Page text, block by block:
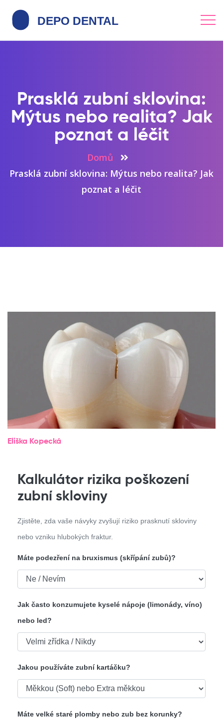
Prasklá zubní sklovina:
Mýtus nebo realita? Jak
poznat a léčit
Domů
Prasklá zubní sklovina: Mýtus nebo realita? Jak
poznat a léčit
Eliška Kopecká
Kalkulátor rizika poškození
zubní skloviny
Zjistěte, zda vaše návyky zvyšují riziko prasknutí skloviny
nebo vzniku hlubokých fraktur.
Máte podezření na bruxismus (skřípání zubů)?
Jak často konzumujete kyselé nápoje (limonády, víno)
nebo led?
Jakou používáte zubní kartáčku?
Máte velké staré plomby nebo zub bez korunky?